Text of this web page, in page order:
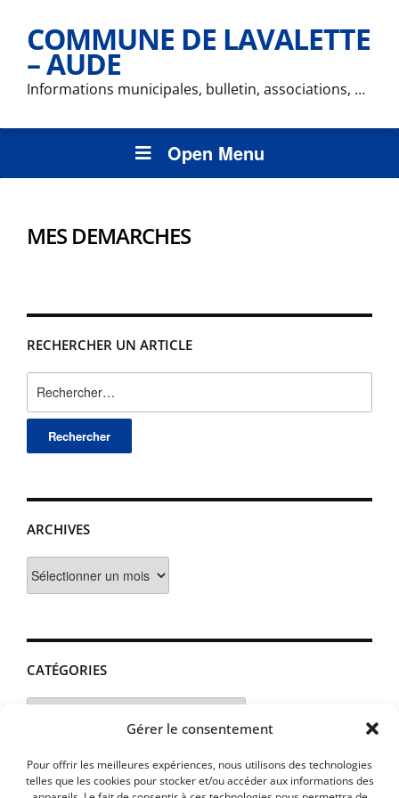
Gérer le consentement
Pour offrir les meilleures expériences, nous utilisons des technologies
telles que les cookies pour stocker et/ou accéder aux informations des
COMMUNE DE LAVALETTE
– AUDE
Informations municipales, bulletin, associations, …
Open Menu
RECHERCHER UN ARTICLE
ARCHIVES
CATÉGORIES
Catégories
MES DEMARCHES